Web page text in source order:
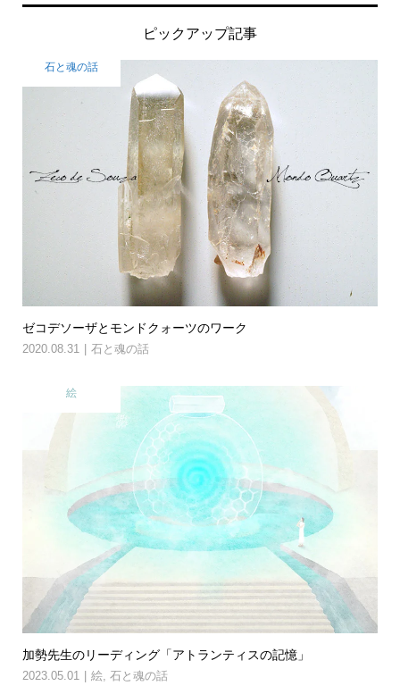
ピックアップ記事
石と魂の話
ゼコデソーザとモンドクォーツのワーク
2020.08.31 石と魂の話
絵
加勢先生のリーディング「アトランティスの記憶」
2023.05.01 絵, 石と魂の話